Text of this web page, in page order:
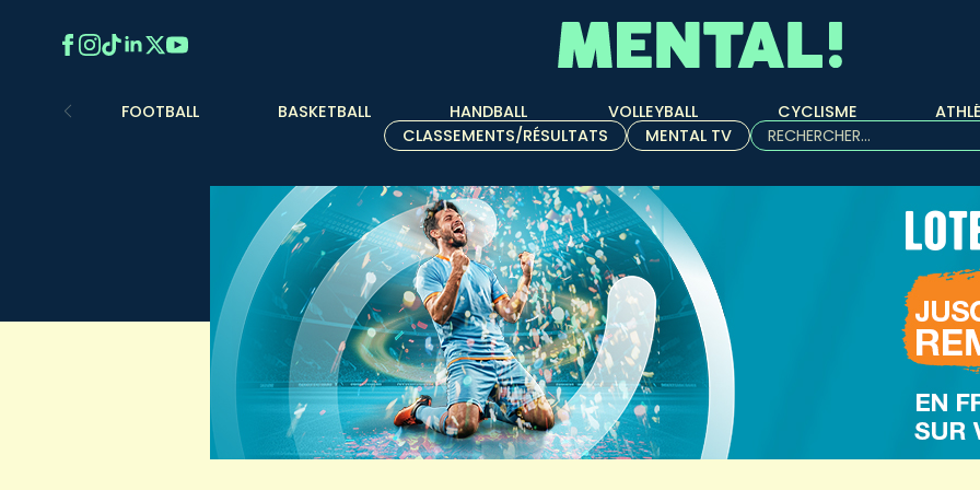
FOOTBALL BASKETBALL HANDBALL VOLLEYBALL CYCLISME
CLASSEMENTS/RÉSULTATS
MENTAL TV
Rechercher :